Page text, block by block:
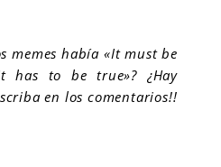
memes había «It must be
has to be true»? ¿Hay
en los comentarios!!